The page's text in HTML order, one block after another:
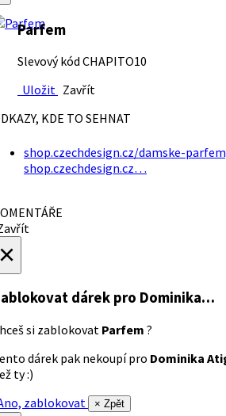
Parfem
Slevový kód CHAPITO10
Uložit Zavřít
KDE TO SEHNAT
shop.czechdesign.cz/damske-
shop.czechdesign.cz…
dárek pro Dominika…
si zablokovat Parfem ?
dárek pak nekoupí pro Dominika
ty :)
zablokovat
× Zpět